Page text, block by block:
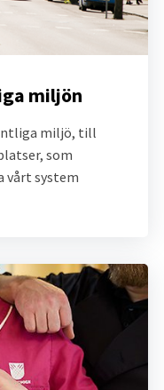
miljön
miljö, till
som
vårt system